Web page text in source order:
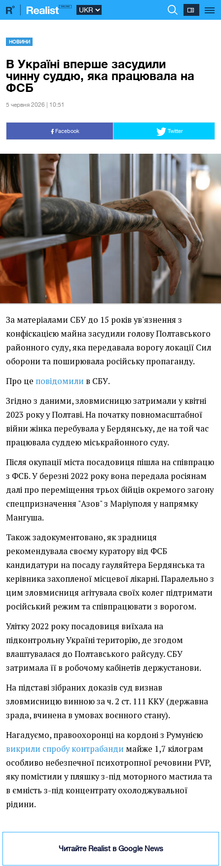
НОВИНИ
В Україні вперше засудили
чинну суддю, яка працювала на
ФСБ
5 червня 2026 | 10:51
Facebook Twitter
За матеріалами СБУ до 15 років ув'язнення з
конфіскацією майна засудили голову Полтавського
районного суду, яка передавала ворогу локації Сил
оборони та поширювала російську пропаганду.
Про це повідомили в СБУ.
Згідно з даними, зловмисницю затримали у квітні
2023 року у Полтаві. На початку повномасштабної
війни жінка перебувала у Бердянську, де на той час
працювала суддею міськрайонного суду.
Після окупації міста посадовиця пішла на співпрацю
з ФСБ. У березні 2022 року вона передала росіянам
далі про переміщення трьох бійців окремого загону
спецпризначення "Азов" з Маріуполя у напрямку
Мангуша.
Також задокументовано, як зрадниця
рекомендувала своєму куратору від ФСБ
кандидатури на посаду гауляйтера Бердянська та
керівника захопленої місцевої лікарні. Паралельно з
цим зловмисниця агітувала своїх колег підтримати
російський режим та співпрацювати з ворогом.
Улітку 2022 року посадовиця виїхала на
підконтрольну Україні територію, де згодом
влаштувалася до Полтавського райсуду. СБУ
затримала її в робочому кабінетів держустанови.
На підставі зібраних доказів суд визнав
зловмисницю винною за ч. 2 ст. 111 ККУ (державна
зрада, вчинена в умовах воєнного стану).
Нагадуємо, правоохоронці на кордоні з Румунією
викрили спробу контрабанди майже 1,7 кілограм
особливо небезпечної психотропної речовини PVP,
яку помістили у пляшку з-під моторного мастила та
в ємність з-під концентрату охолоджувальної
рідини.
Читайте Realist в Google News